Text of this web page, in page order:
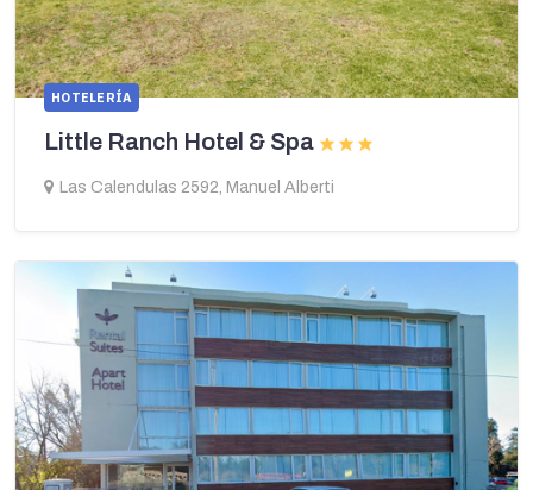
HOTELERÍA
Little Ranch Hotel & Spa
Las Calendulas 2592, Manuel Alberti